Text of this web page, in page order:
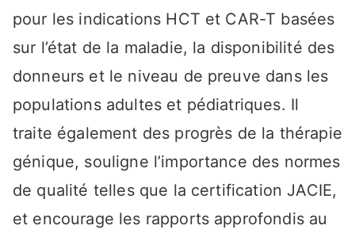
pour les indications HCT et CAR-T basées
sur l’état de la maladie, la disponibilité des
donneurs et le niveau de preuve dans les
populations adultes et pédiatriques. Il
traite également des progrès de la thérapie
génique, souligne l’importance des normes
de qualité telles que la certification JACIE,
et encourage les rapports approfondis au